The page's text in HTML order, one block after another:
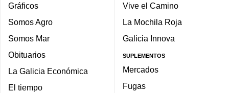
Gráficos
Somos Agro
Somos Mar
Obituarios
La Galicia Económica
El tiempo
Vive el Camino
La Mochila Roja
Galicia Innova
SUPLEMENTOS
Mercados
Fugas